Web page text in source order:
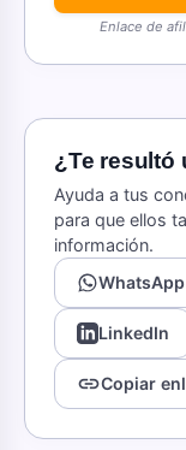
Enlace de
¿Te resultó
Ayuda a tus
para que ellos
información.
WhatsApp
LinkedIn
linkCopiar